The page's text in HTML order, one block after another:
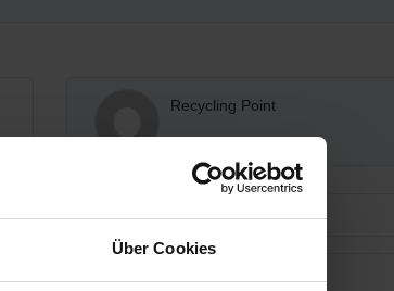
Über Cookies
Recycling Point